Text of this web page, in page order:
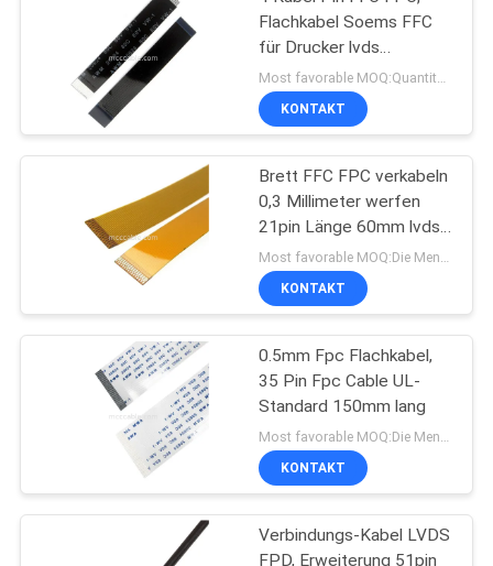
ANGEBOT
SITEMAP
DATENSCHUTZRICHTLINIE
Thunderbolt 4 Kabel
26
Kundenspezifischer
Kabelbaum
165
Flachkabel Soems FFC
für Drucker lvds
Anzeigenverbindungsstück
Most favorable MOQ:Quantität kann verkäuflich sein
KONTAKT
Brett FFC FPC verkabeln
0,3 Millimeter werfen
21pin Länge 60mm lvds
21
Stiftverbindungsstückkabel
KONTAKT
0.5mm Fpc Flachkabel,
35 Pin Fpc Cable UL-
Standard 150mm lang
KONTAKT
Verbindungs-Kabel LVDS
FPD, Erweiterung 51pin